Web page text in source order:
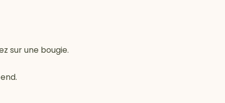
sur une bougie.